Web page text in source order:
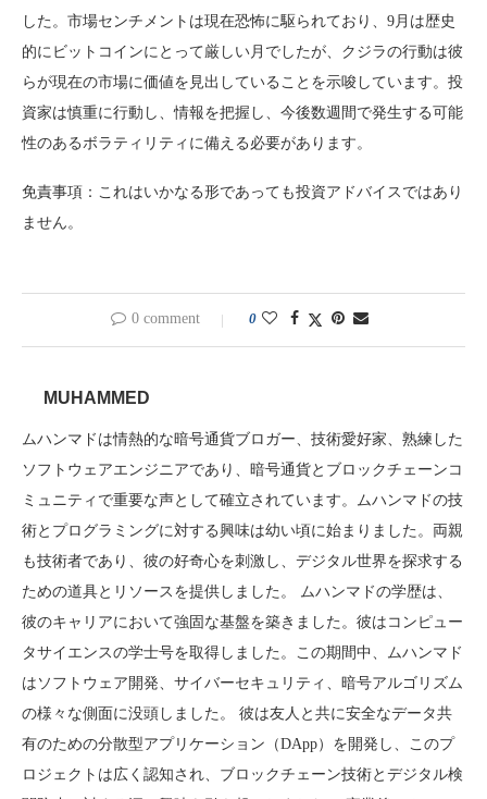
した。市場センチメントは現在恐怖に駆られており、9月は歴史
的にビットコインにとって厳しい月でしたが、クジラの行動は彼
らが現在の市場に価値を見出していることを示唆しています。投
資家は慎重に行動し、情報を把握し、今後数週間で発生する可能
性のあるボラティリティに備える必要があります。
免責事項：これはいかなる形であっても投資アドバイスではあり
ません。
0 comment 0
MUHAMMED
ムハンマドは情熱的な暗号通貨ブロガー、技術愛好家、熟練した
ソフトウェアエンジニアであり、暗号通貨とブロックチェーンコ
ミュニティで重要な声として確立されています。ムハンマドの技
術とプログラミングに対する興味は幼い頃に始まりました。両親
も技術者であり、彼の好奇心を刺激し、デジタル世界を探求する
ための道具とリソースを提供しました。 ムハンマドの学歴は、
彼のキャリアにおいて強固な基盤を築きました。彼はコンピュー
タサイエンスの学士号を取得しました。この期間中、ムハンマド
はソフトウェア開発、サイバーセキュリティ、暗号アルゴリズム
の様々な側面に没頭しました。 彼は友人と共に安全なデータ共
有のための分散型アプリケーション（DApp）を開発し、このプ
ロジェクトは広く認知され、ブロックチェーン技術とデジタル検